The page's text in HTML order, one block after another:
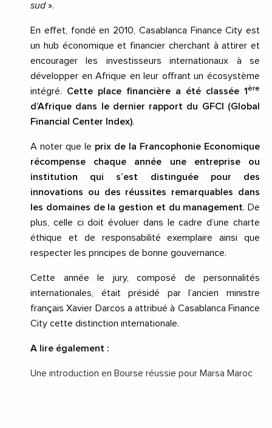
sud».
En effet, fondé en 2010, Casablanca Finance City est
un hub économique et financier cherchant à attirer et
encourager les investisseurs internationaux à se
développer en Afrique en leur offrant un écosystème
intégré. Cette place financière a été classée 1 ère
d’Afrique dans le dernier rapport du GFCI (Global
Financial Center Index).
A noter que le prix de la Francophonie Economique
récompense chaque année une entreprise ou
institution qui s’est distinguée pour des
innovations ou des réussites remarquables dans
les domaines de la gestion et du management. De
plus, celle ci doit évoluer dans le cadre d’une charte
éthique et de responsabilité exemplaire ainsi que
respecter les principes de bonne gouvernance.
Cette année le jury, composé de personnalités
internationales, était présidé par l’ancien ministre
français Xavier Darcos a attribué à Casablanca Finance
City cette distinction internationale.
A lire également :
Une introduction en Bourse réussie pour Marsa Maroc